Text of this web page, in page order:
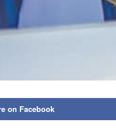
on Facebook